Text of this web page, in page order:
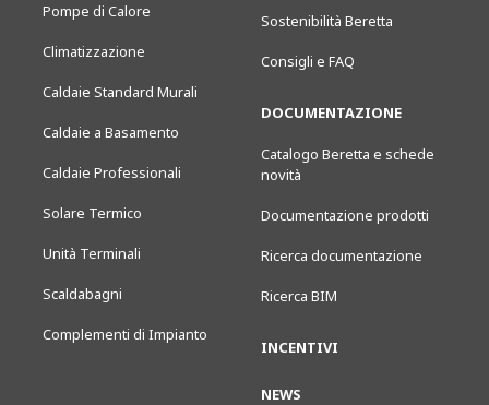
Pompe di Calore
Climatizzazione
Caldaie Standard Murali
Caldaie a Basamento
Caldaie Professionali
Solare Termico
Unità Terminali
Scaldabagni
Complementi di Impianto
Sostenibilità Beretta
Consigli e FAQ
DOCUMENTAZIONE
Catalogo Beretta e schede
novità
Documentazione prodotti
Ricerca documentazione
Ricerca BIM
INCENTIVI
NEWS